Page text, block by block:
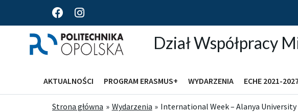
F
a
c
e
b
o
k
I
n
s
t
a
r
a
m
Dział Współpracy
AKTUALNOŚCI PROGRAM ERASMUS+ WYDARZENIA ECHE 2021-
Strona główna Wydarzenia International Week – Alanya University